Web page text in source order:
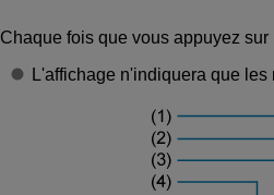
Chaque fois que vous appuyez sur
L'affichage n'indiquera que